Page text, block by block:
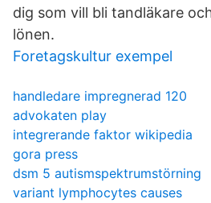
dig som vill bli tandläkare
lönen.
Foretagskultur exempel
handledare impregnerad 120
advokaten play
integrerande faktor wikipedia
gora press
dsm 5 autismspektrumstörning
variant lymphocytes causes